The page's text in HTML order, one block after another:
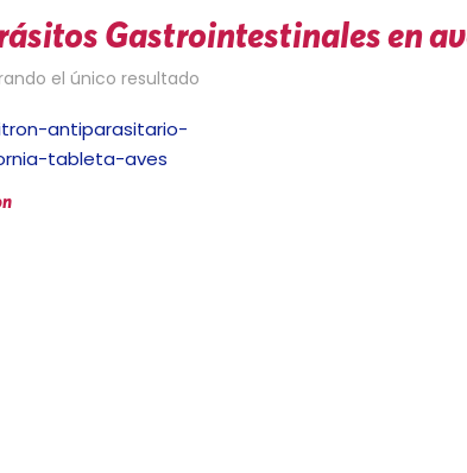
Gastrointestinales en
el único resultado